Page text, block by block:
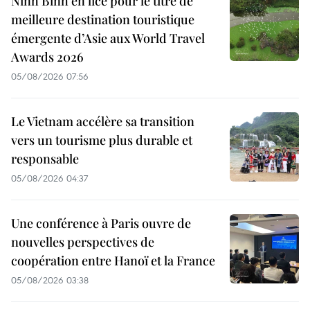
meilleure destination touristique
émergente d’Asie aux World Travel
Awards 2026
05/08/2026 07:56
Le Vietnam accélère sa transition
vers un tourisme plus durable et
responsable
05/08/2026 04:37
Une conférence à Paris ouvre de
nouvelles perspectives de
coopération entre Hanoï et la France
05/08/2026 03:38